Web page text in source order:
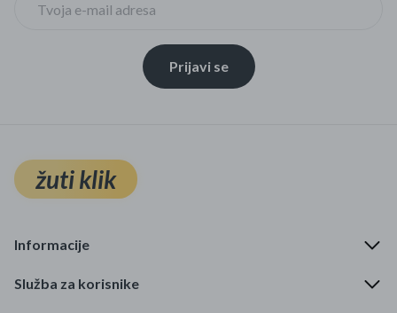
Prijavi se
žuti klik
Informacije
Služba za korisnike